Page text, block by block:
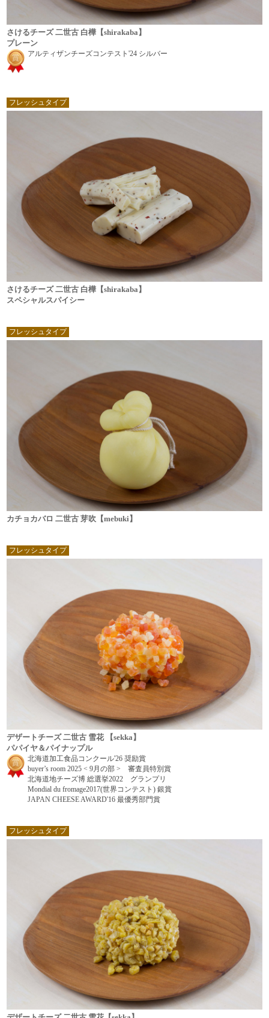
さけるチーズ 二世古 白樺【shirakaba】
プレーン
アルティザンチーズコンテスト'24 シルバー
フレッシュタイプ
さけるチーズ 二世古 白樺【shirakaba】
スペシャルスパイシー
フレッシュタイプ
カチョカバロ 二世古 芽吹【mebuki】
フレッシュタイプ
デザートチーズ 二世古 雪花 【sekka】
パパイヤ＆パイナップル
北海道加工食品コンクール'26 奨励賞
buyer’s room 2025 < 9月の部 > 審査員特別賞
北海道地チーズ博 総選挙2022 グランプリ
Mondial du fromage2017(世界コンテスト) 銀賞
JAPAN CHEESE AWARD'16 最優秀部門賞
フレッシュタイプ